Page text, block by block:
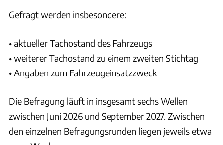
Gefragt werden insbesondere:
• aktueller Tachostand des Fahrzeugs
• weiterer Tachostand zu einem zweiten Stichtag
• Angaben zum Fahrzeugeinsatzzweck
Die Befragung läuft in insgesamt sechs Wellen
zwischen Juni 2026 und September 2027. Zwischen
den einzelnen Befragungsrunden liegen jeweils etwa